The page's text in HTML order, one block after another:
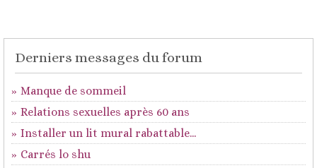
Derniers messages du forum
Manque de sommeil
Relations sexuelles après 60 ans
Installer un lit mural rabattable...
Carrés lo shu